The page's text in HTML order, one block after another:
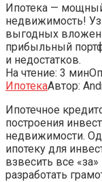
Ипотека —
недвижимость!
выгодных
прибыльный
и недостатков.
На чтение: 3 мин
ИпотекаАвтор:
Ипотечное
построения
недвижимости.
ипотеку для
взвесить все
разработать